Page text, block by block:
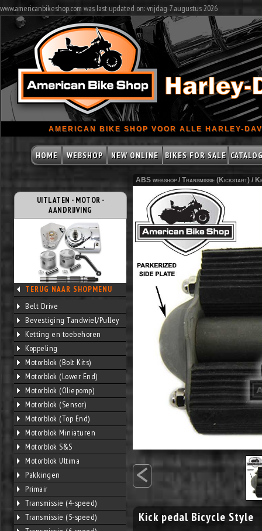
www.americanbikeshop.com was last updated on: vrijdag 7 augustus 2026
AMERICAN BIKE SHOP VOOR ALLE HARLEY-
HOME WEBSHOP NEW ONLINE BIKES FOR SALE
UITLATEN - MOTOR -
AANDRIJVING
TERUG NAAR SHOPMENU
Belt Drive
Bevestiging Tandwiel/Pulley
Ketting en toebehoren
Koppeling
Motorblok (Bolt Kits)
Motorblok (Lower End)
Motorblok (Oliepomp)
Motorblok (Sensor)
Motorblok (Top End)
Motorblok Miniaturen
Motorblok S&S
Motorblok Ultima
Pakkingen
Primair
Transmissie (4-speed)
Transmissie (5-speed)
ABS webshop / Transmissie (Kickstart) /
<
Kick pedal Bicycle Style